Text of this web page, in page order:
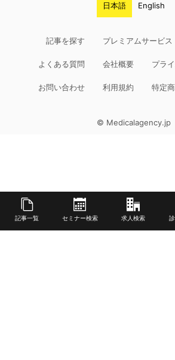
記事一覧 セミナー検索 求人検索
日本語 English
記事を探す プレミアムサービス
よくある質問 会社概要 プラ
お問い合わせ 利用規約 特定
© Medicalagency.jp